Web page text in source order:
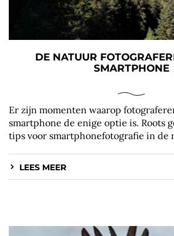
DE NATUUR
SMARTPHONE
Er zijn momenten waarop
smartphone de enige optie is. Roots
tips voor smartphonefotografie in de
LEES MEER